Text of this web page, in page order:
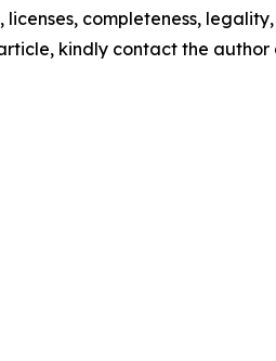
licenses, completeness,
kindly contact the author